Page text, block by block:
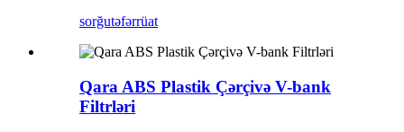
sorğutəfərrüat
Qara ABS Plastik Çərçivə V-bank
Filtrləri